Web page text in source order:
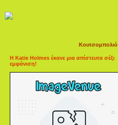
Κουτσομπολιό
Η Katie Holmes έκανε μια απίστευτα σέξι
εμφάνιση!